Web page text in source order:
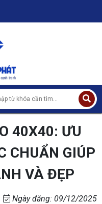
40X40: ƯU
CHUẨN GIÚP
VÀ ĐẸP
Ngày đăng: 09/12/2025